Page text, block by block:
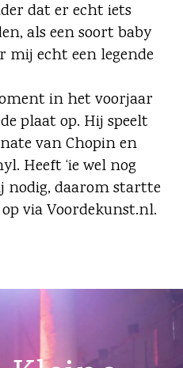
dat er echt iets
als een soort baby
mij echt een legende
in het voorjaar
plaat op. Hij speelt
van Chopin en
Heeft ‘ie wel nog
nodig, daarom startte
via Voordekunst.nl.